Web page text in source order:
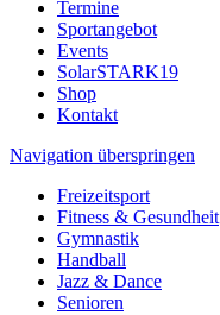
Termine
Sportangebot
Events
SolarSTARK19
Shop
Kontakt
Navigation überspringen
Freizeitsport
Fitness & Gesundheit
Gymnastik
Handball
Jazz & Dance
Senioren